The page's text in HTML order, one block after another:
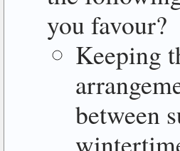
you favour?
Keeping
between